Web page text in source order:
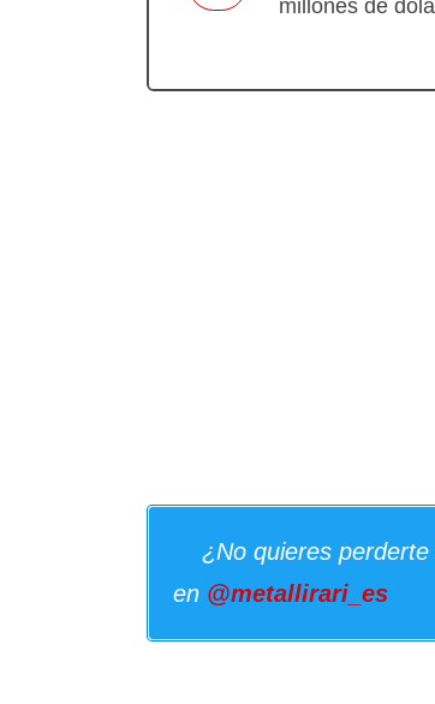
millones de
¿No quieres
en @metallirari_es